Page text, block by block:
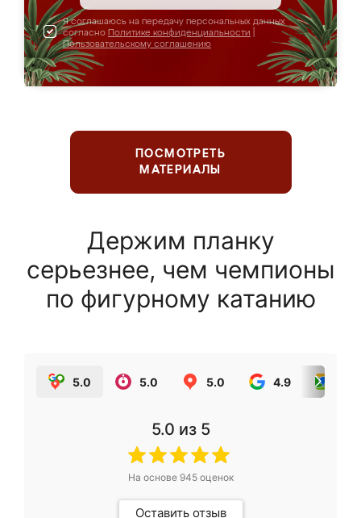
Я соглашаюсь на передачу персональных данных
согласно Политике конфиденциальности
Пользовательскому соглашению
ПОСМОТРЕТЬ
МАТЕРИАЛЫ
Держим планку
серьезнее, чем чемпионы
по фигурному катанию
5.0 5.0 5.0 4.9
5.0 из 5
На основе 945оценок
Оставить отзыв